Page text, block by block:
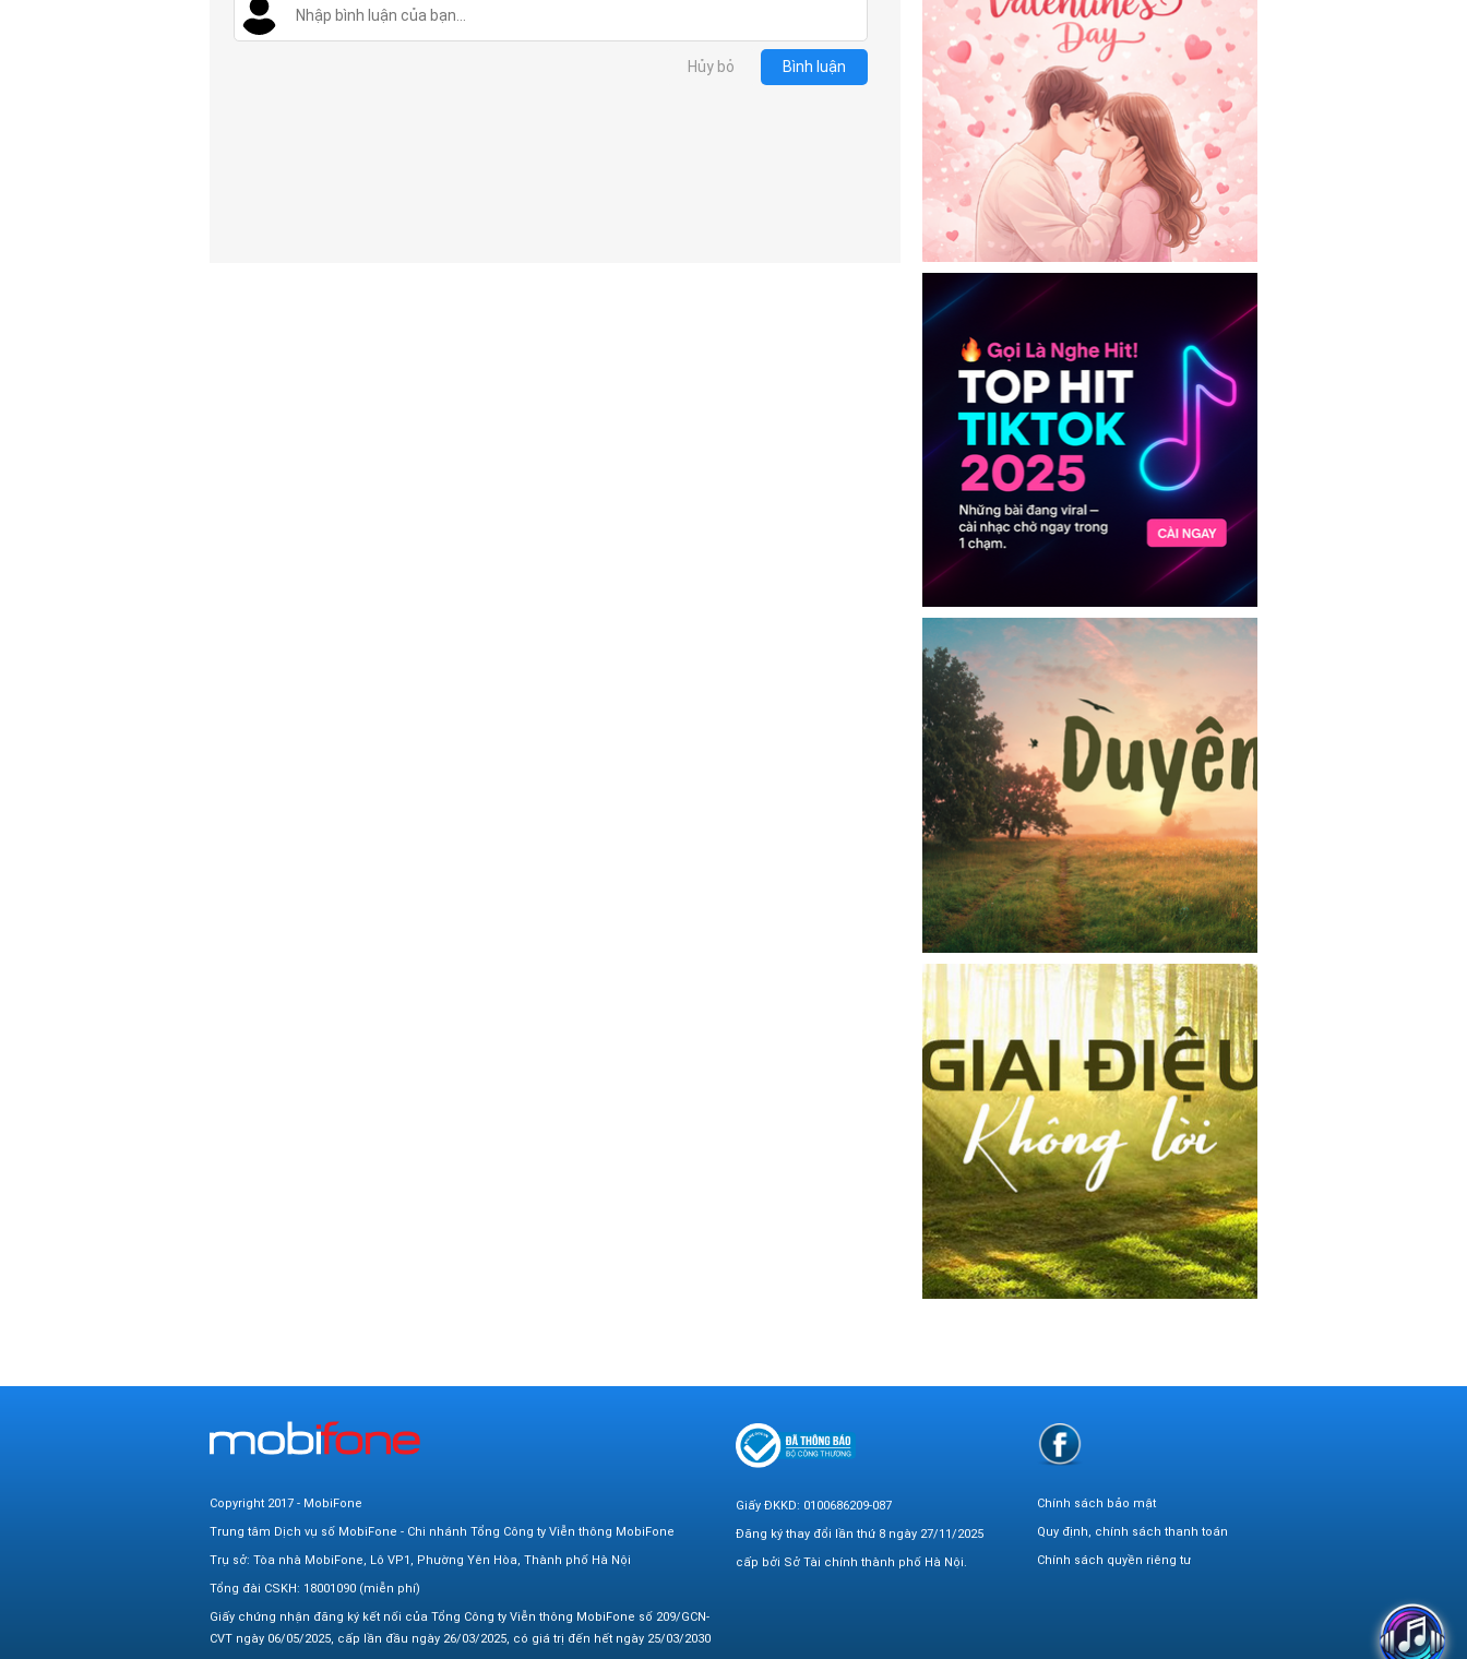
Hủy bỏ Bình luận
Copyright 2017 - MobiFone
Trung tâm Dịch vụ số MobiFone - Chi nhánh Tổng Công ty Viễn thông MobiFone
Trụ sở: Tòa nhà MobiFone, Lô VP1, Phường Yên Hòa, Thành phố Hà Nội
Tổng đài CSKH: 18001090 (miễn phí)
Giấy chứng nhận đăng ký kết nối của Tổng Công ty Viễn thông MobiFone số 209/GCN-
CVT ngày 06/05/2025, cấp lần đầu ngày 26/03/2025, có giá trị đến hết ngày 25/03/2030
Giấy ĐKKD: 0100686209-087
Đăng ký thay đổi lần thứ 8 ngày 27/11/2025
cấp bởi Sở Tài chính thành phố Hà Nội.
Chính sách bảo mật
Quy định, chính sách thanh toán
Chính sách quyền riêng tư